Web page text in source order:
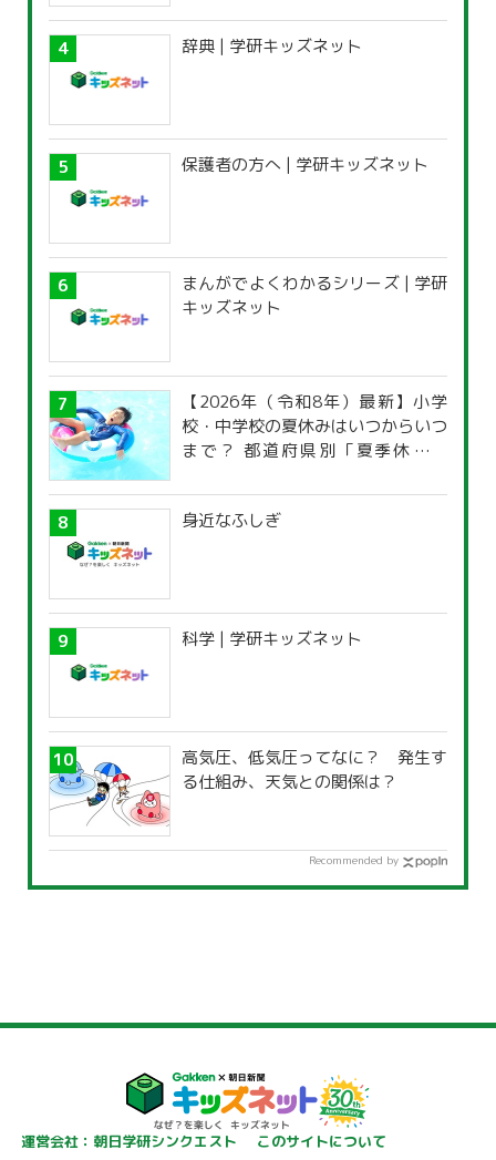
辞典 | 学研キッズネット
保護者の方へ | 学研キッズネット
まんがでよくわかるシリーズ | 学研
キッズネット
【2026年（令和8年）最新】小学
校・中学校の夏休みはいつからいつ
まで？ 都道府県別「夏季休暇一
身近なふしぎ
科学 | 学研キッズネット
高気圧、低気圧ってなに？ 発生す
る仕組み、天気との関係は？
Recommended by
運営会社：朝日学研シンクエスト このサイトについて